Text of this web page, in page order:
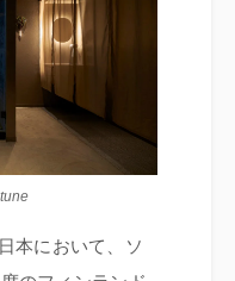
本において、ソ